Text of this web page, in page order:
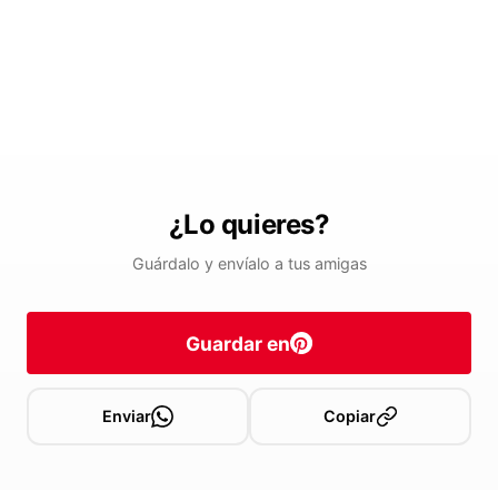
¿Lo quieres?
Guárdalo y envíalo a tus amigas
Guardar en
Enviar Copiar